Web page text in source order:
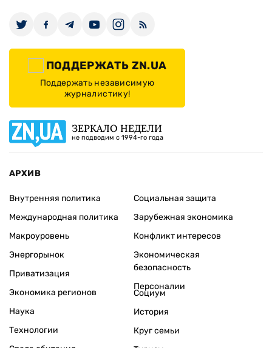
ПОДДЕРЖАТЬ ZN.UA
Поддержать независимую
журналистику!
ЗЕРКАЛО НЕДЕЛИ
не подводим с 1994-го года
АРХИВ
Внутренняя политика
Международная политика
Макроуровень
Энергорынок
Приватизация
Экономика регионов
Социальная защита
Зарубежная экономика
Конфликт интересов
Экономическая
безопасность
Персоналии
Наука
Технологии
Социум
История
Круг семьи